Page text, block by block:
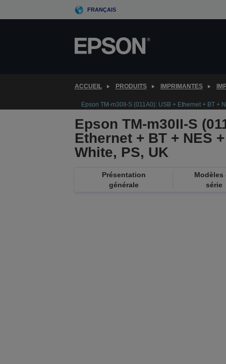
to
FRANÇAIS
ACCUEIL PRODUITS IMPRIMANTES
Epson TM-m30II-S (011A0): USB + Ethernet + BT +
Epson TM-m30II-S
Ethernet + BT + NES
White, PS, UK
Présentation
générale
Modèles
série